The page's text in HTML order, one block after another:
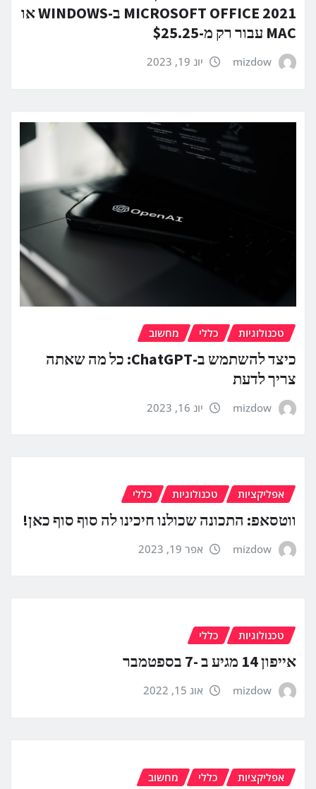
MICROSOFT OFFICE 2021 ב-WINDOWS או
MAC עבור רק מ-$25.25
mizdow יונ 19, 2023
טכנולוגיות כללי מחשוב
כיצד להשתמש ב-ChatGPT: כל מה שאתה
צריך לדעת
mizdow יונ 16, 2023
אפליקציות טכנולוגיות כללי
ווטסאפ: התכונה שכולנו חיכינו לה סוף סוף כאן!
mizdow אפר 19, 2023
טכנולוגיות כללי
אייפון 14 מגיע ב -7 בספטמבר
mizdow אוג 15, 2022
אפליקציות כללי מחשוב